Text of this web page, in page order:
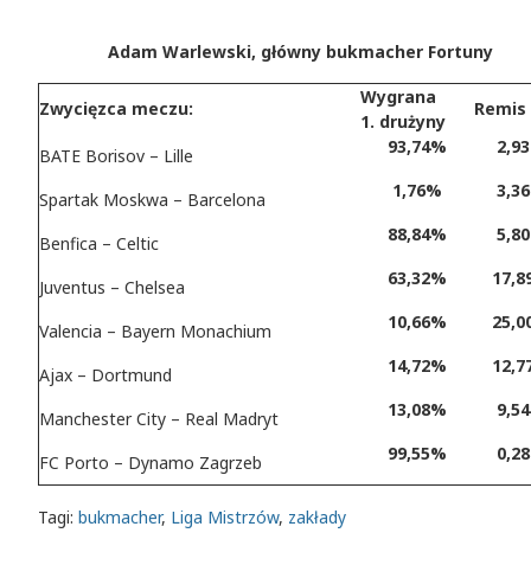
Adam Warlewski, główny bukmacher Fortuny
Zwycięzca meczu:
Wygrana
1. drużyny
Remis
BATE Borisov – Lille 93,74%
Spartak Moskwa – Barcelona 1,76%
Benfica – Celtic 88,84%
Juventus – Chelsea 63,32%
Valencia – Bayern Monachium 10,66%
Ajax – Dortmund 14,72%
Manchester City – Real Madryt 13,08%
FC Porto – Dynamo Zagrzeb 99,55%
Tagi: bukmacher, Liga Mistrzów, zakłady